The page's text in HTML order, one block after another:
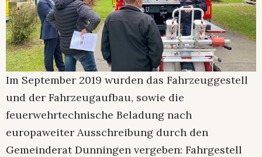
Im September 2019 wurden das Fahrzeuggestell
und der Fahrzeugaufbau, sowie die
feuerwehrtechnische Beladung nach
europaweiter Ausschreibung durch den
Gemeinderat Dunningen vergeben: Fahrgestell